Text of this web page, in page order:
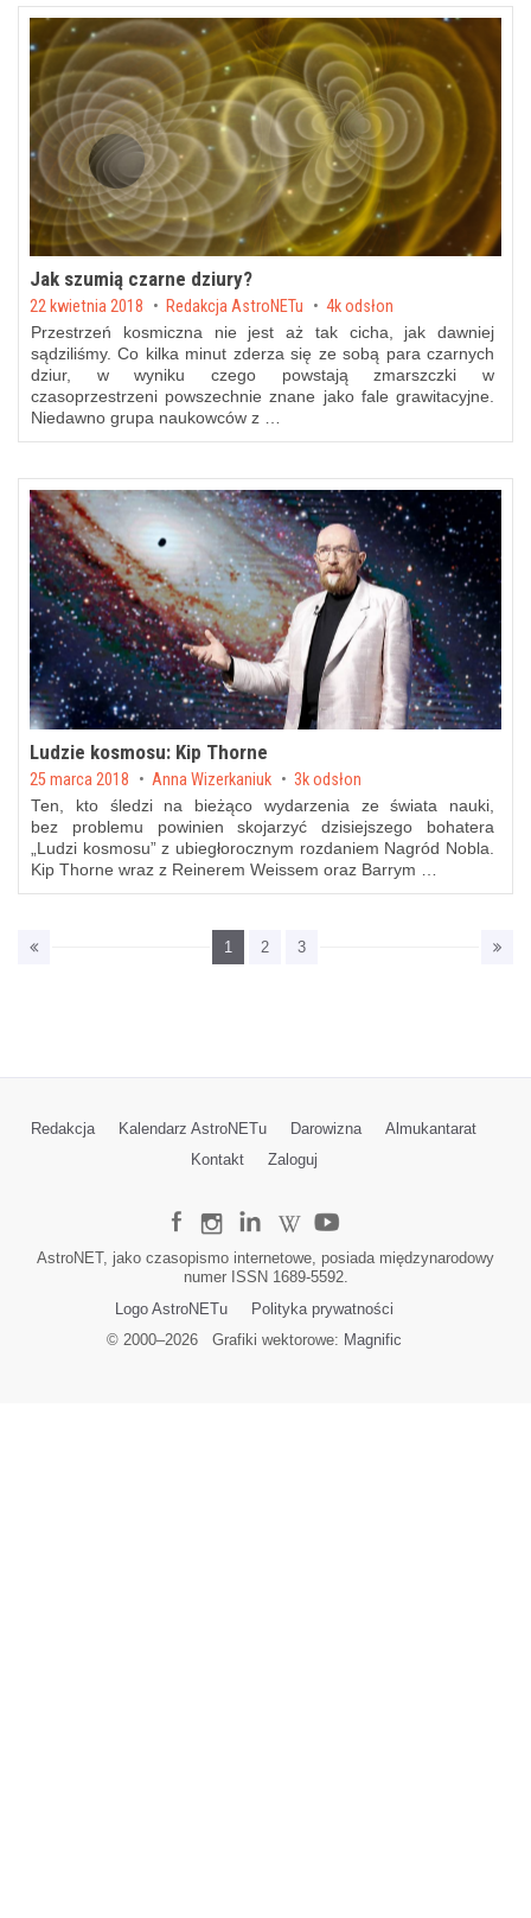
Jak szumią czarne dziury?
Posted on
22 kwietnia 2018 by Redakcja AstroNETu 4k odsłon
Przestrzeń kosmiczna nie jest aż tak cicha, jak dawniej
sądziliśmy. Co kilka minut zderza się ze sobą para czarnych
dziur, w wyniku czego powstają zmarszczki w
czasoprzestrzeni powszechnie znane jako fale grawitacyjne.
Niedawno grupa naukowców z …
Ludzie kosmosu: Kip Thorne
Posted on
25 marca 2018 by Anna Wizerkaniuk 3k odsłon
Ten, kto śledzi na bieżąco wydarzenia ze świata nauki,
bez problemu powinien skojarzyć dzisiejszego bohatera
„Ludzi kosmosu” z ubiegłorocznym rozdaniem Nagród Nobla.
Kip Thorne wraz z Reinerem Weissem oraz Barrym …
1 2 3
Redakcja Kalendarz AstroNETu Darowizna
Almukantarat
Kontakt
Zaloguj
AstroNET, jako czasopismo internetowe, posiada międzynarodowy
numer ISSN 1689-5592.
Logo AstroNETu
Polityka prywatności
© 2000–2026Grafiki wektorowe: Magnific